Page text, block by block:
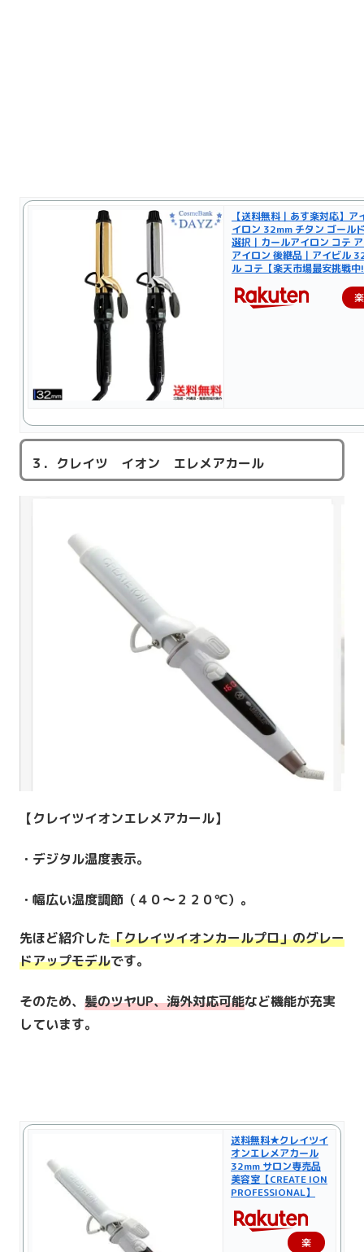
【送料無料｜あす楽対応】ア
イロン 32mm チタン ゴール
選択｜カールアイロン コテ
アイロン 後継品｜アイビル
ル コテ【楽天市場最安挑戦中
３．クレイツ イオン エレメアカール
【クレイツイオンエレメアカール】
・デジタル温度表示。
・幅広い温度調節（４０～２２０℃）。
先ほど紹介した「クレイツイオンカールプロ」のグレー
ドアップモデルです。
そのため、 髪のツヤUP、海外対応可能など機能が充実
しています。
送料無料★クレイツイ
オンエレメアカール
32mm サロン専売品
美容室【CREATE ION
PROFESSIONAL】
楽